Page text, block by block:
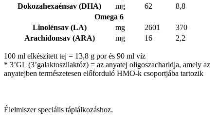
Dokozahexaénsav (DHA)
mg 62
8,8
Omega 6
Linolénsav (LA)
mg 2601
370
Arachidonsav (ARA)
mg 16 2,2
100 ml elkészített tej = 13,8 g por és 90 ml víz
* 3’GL (3’galaktoszilaktóz) = az anyatej oligoszacharidja, amely az
anyatejben természetesen előforduló HMO-k csoportjába tartozik
Élelmiszer speciális táplálkozáshoz.